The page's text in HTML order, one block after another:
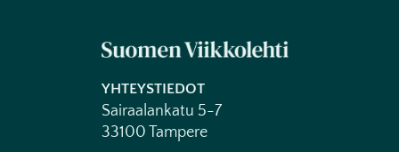
YHTEYSTIEDOT
Sairaalankatu 5-7
33100 Tampere